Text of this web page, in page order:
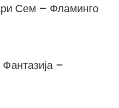
Сем – Фламинго
–